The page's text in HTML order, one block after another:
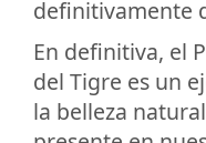
definitivamente
En definitiva, el
del Tigre es un
la belleza